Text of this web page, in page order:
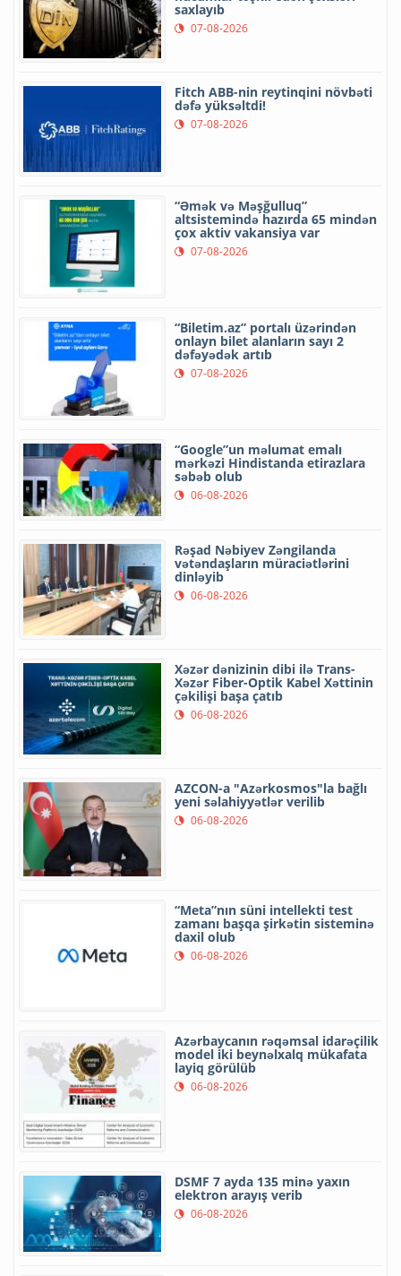
saxlayıb
07-08-2026
Fitch ABB-nin reytinqini növbəti
dəfə yüksəltdi!
07-08-2026
“Əmək və Məşğulluq”
altsistemində hazırda 65 mindən
çox aktiv vakansiya var
07-08-2026
“Biletim.az” portalı üzərindən
onlayn bilet alanların sayı 2
dəfəyədək artıb
07-08-2026
“Google”un məlumat emalı
mərkəzi Hindistanda etirazlara
səbəb olub
06-08-2026
Rəşad Nəbiyev Zəngilanda
vətəndaşların müraciətlərini
dinləyib
06-08-2026
Xəzər dənizinin dibi ilə Trans-
Xəzər Fiber-Optik Kabel Xəttinin
çəkilişi başa çatıb
06-08-2026
AZCON-a "Azərkosmos"la bağlı
yeni səlahiyyətlər verilib
06-08-2026
“Meta”nın süni intellekti test
zamanı başqa şirkətin sisteminə
daxil olub
06-08-2026
Azərbaycanın rəqəmsal idarəçilik
model iki beynəlxalq mükafata
layiq görülüb
06-08-2026
DSMF 7 ayda 135 minə yaxın
elektron arayış verib
06-08-2026